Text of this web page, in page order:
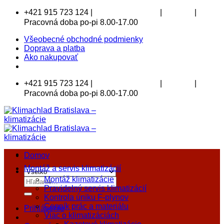
Skip
+421 915 723 124 |
Pracovná doba po-pi 8.00-17.00
Všeobecné obchodné podmienky
Doprava a platba
Ako nakupovať
+421 915 723 124 |
Pracovná doba po-pi 8.00-17.00
Hľadať:
Prihlásenie
Domov
Montáž a servis klimatizácií
Montáž klimatizácie
Pravidelný servis klimatizácií
Kontrola úniku F-plynov
Cenník prác a materiálu
Viac o klimatizáciách